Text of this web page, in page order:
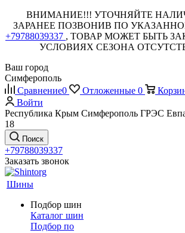
ВНИМАНИЕ!!! УТОЧНЯЙТЕ
ЗАРАНЕЕ ПОЗВОНИВ ПО
+79788039337 , ТОВАР МОЖЕТ БЫТЬ
УСЛОВИЯХ СЕЗОНА
Ваш город
Симферополь
Сравнение0 Отложенные 0
Войти
Республика Крым Симферополь ГРЭС
18
Поиск
+79788039337
Заказать звонок
Шины
Подбор шин
Каталог шин
Подбор по